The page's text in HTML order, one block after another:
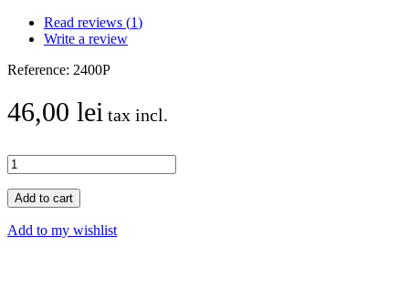
Read reviews (1)
Write a review
Reference: 2400P
46,00 lei tax incl.
Add to cart
Add to my wishlist